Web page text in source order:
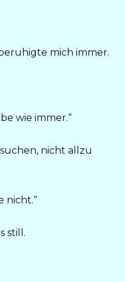
mich immer.
wie immer.“
nicht allzu
nicht.“
still.